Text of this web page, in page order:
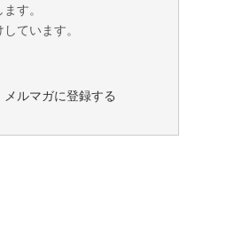
す。
ています。
メルマガに登録する